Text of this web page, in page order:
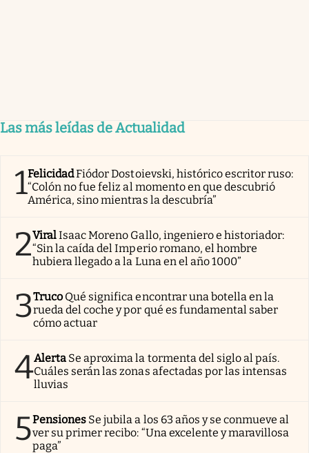
Las más leídas de Actualidad
1FelicidadFiódor Dostoievski, histórico escritor ruso:
“Colón no fue feliz al momento en que descubrió
América, sino mientras la descubría”
2ViralIsaac Moreno Gallo, ingeniero e historiador:
“Sin la caída del Imperio romano, el hombre
hubiera llegado a la Luna en el año 1000”
3Truco Qué significa encontrar una botella en la
rueda del coche y por qué es fundamental saber
cómo actuar
4Alerta Se aproxima la tormenta del siglo al país.
Cuáles serán las zonas afectadas por las intensas
lluvias
5Pensiones Se jubila a los 63 años y se conmueve al
ver su primer recibo: “Una excelente y maravillosa
paga”